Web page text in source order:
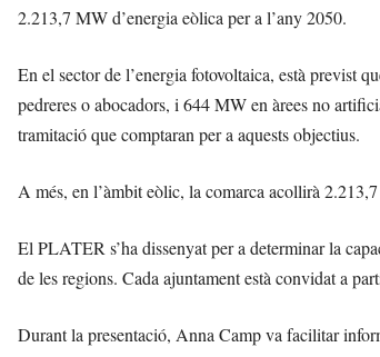
2.213,7 MW d’energia eòlica per a l’any 2050.
En el sector de l’energia fotovoltaica, està previst
pedreres o abocadors, i 644 MW en àrees no
tramitació que comptaran per a aquests objectius.
A més, en l’àmbit eòlic, la comarca acollirà
El PLATER s’ha dissenyat per a determinar la
de les regions. Cada ajuntament està convidat a
Durant la presentació, Anna Camp va facilitar